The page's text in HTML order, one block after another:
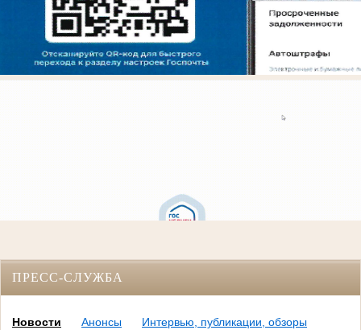
ПРЕСС-СЛУЖБА
Новости Анонсы
Интервью, публикации, обзоры